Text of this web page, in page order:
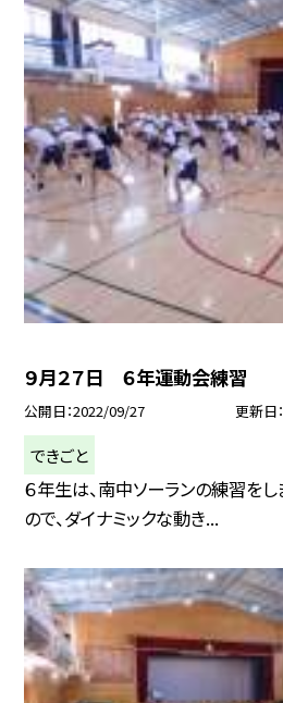
９月２７日 ６年運動会練習
公開日 2022/09/27 更新日
できごと
６年生は、南中ソーランの練習をし
ので、ダイナミックな動き...